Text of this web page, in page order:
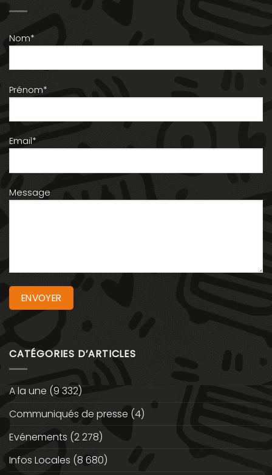
Nom*
Prénom*
Email*
Message
CATÉGORIES D’ARTICLES
A la une (9 332)
Communiqués de presse (4)
Evénements (2 278)
Infos Locales (8 680)